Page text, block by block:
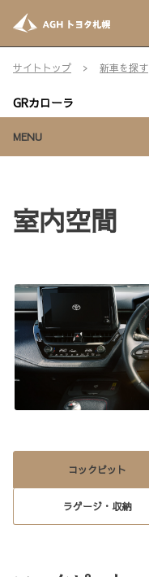
サイトトップ 新車を探す
GRカローラ
MENU
室内空間
コックピット
ラゲージ・収納